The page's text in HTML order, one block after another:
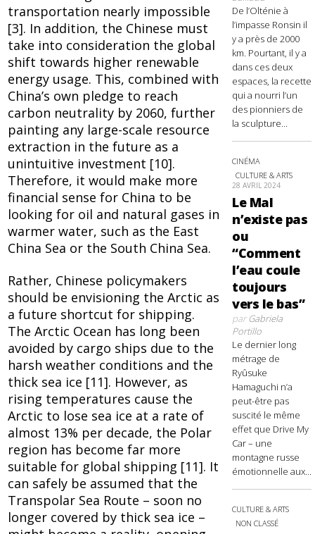
transportation nearly impossible
[3]. In addition, the Chinese must
take into consideration the global
shift towards higher renewable
energy usage. This, combined with
China’s own pledge to reach
carbon neutrality by 2060, further
painting any large-scale resource
extraction in the future as a
unintuitive investment [10].
Therefore, it would make more
financial sense for China to be
looking for oil and natural gases in
warmer water, such as the East
China Sea or the South China Sea.
Rather, Chinese policymakers
should be envisioning the Arctic as
a future shortcut for shipping.
The Arctic Ocean has long been
avoided by cargo ships due to the
harsh weather conditions and the
thick sea ice [11]. However, as
rising temperatures cause the
Arctic to lose sea ice at a rate of
almost 13% per decade, the Polar
region has become far more
suitable for global shipping [11]. It
can safely be assumed that the
Transpolar Sea Route – soon no
longer covered by thick sea ice –
De l’Olténie à
l’impasse Ronsin il
y a près de 2000
km. Pourtant, il y a
dans ces deux
espaces, la recette
qui a nourri l’un
des pionniers de
la sculpture...
CINÉMA
CULTURE & ARTS
28 AVRIL 2024
Le Mal
n’existe pas
ou
“Comment
l’eau coule
toujours
vers le bas”
parGabriela
Portillo
Le dernier long
métrage de
Ryûsuke
Hamaguchi n’a
peut-être pas
suscité le même
effet que Drive My
Car – une
montagne russe
émotionnelle aux...
CULTURE & ARTS
NON CLASSÉ